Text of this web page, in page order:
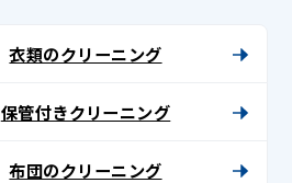
衣類のクリーニング
保管付きクリーニング
布団のクリーニング